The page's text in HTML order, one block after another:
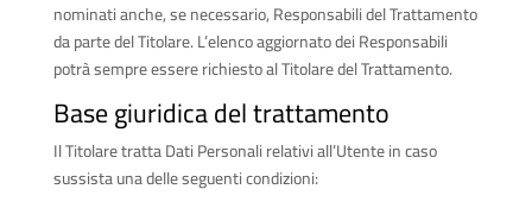
nominati anche, se necessario, Responsabili del Trattamento
da parte del Titolare. L’elenco aggiornato dei Responsabili
potrà sempre essere richiesto al Titolare del Trattamento.
Base giuridica del trattamento
Il Titolare tratta Dati Personali relativi all’Utente in caso
sussista una delle seguenti condizioni: